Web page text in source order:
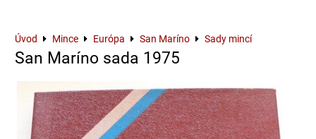
Úvod Mince Európa San Maríno Sady mincí
San Maríno sada 1975